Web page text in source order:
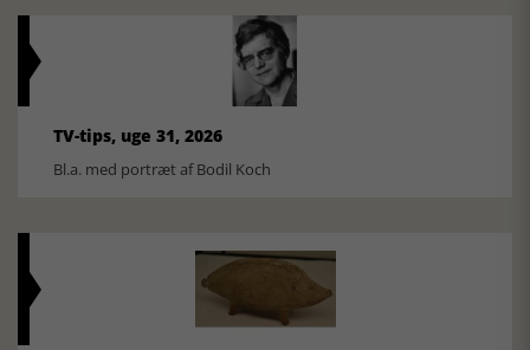
TV-tips, uge 31, 2026
Bl.a. med portræt af Bodil Koch